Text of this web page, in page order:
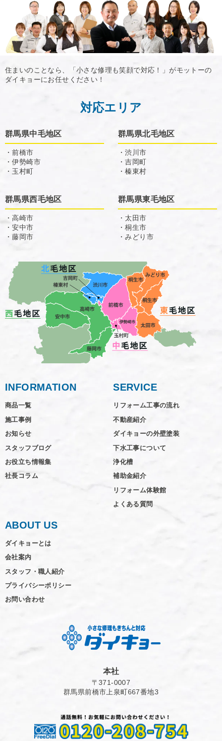
住まいのことなら、「小さな修理も笑顔で対応！」がモットーの
ダイキョーにお任せください！
対応エリア
群馬県中毛地区
・前橋市
・伊勢崎市
・玉村町
群馬県北毛地区
・渋川市
・吉岡町
・榛東村
群馬県西毛地区
・高崎市
・安中市
・藤岡市
群馬県東毛地区
・太田市
・桐生市
・みどり市
INFORMATION
商品一覧
施工事例
お知らせ
スタッフブログ
お役立ち情報集
社長コラム
SERVICE
リフォーム工事の流れ
不動産紹介
ダイキョーの外壁塗装
下水工事について
浄化槽
補助金紹介
リフォーム体験館
よくある質問
ABOUT US
ダイキョーとは
会社案内
スタッフ・職人紹介
プライバシーポリシー
お問い合わせ
本社
〒371-0007
群馬県前橋市上泉町667番地3